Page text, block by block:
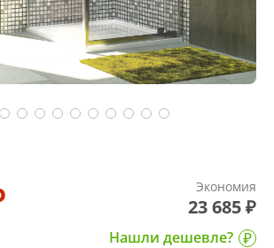
Экономия
23 685 ₽
Нашли дешевле?